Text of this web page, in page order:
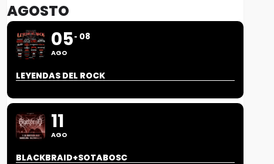
AGOSTO
05
AGO
08
LEYENDAS DEL ROCK
11
AGO
BLACKBRAID+SOTABOSC